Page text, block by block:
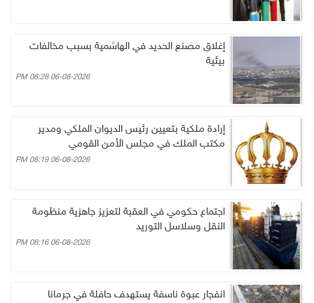
إغلاق مصنع الحديد في الهاشمية بسبب مخالفات
بيئية
06-08-2026 08:28 PM
إرادة ملكية بتعيين رئيس الديوان الملكي ومدير
مكتب الملك في مجلس الأمن القومي
06-08-2026 08:19 PM
اجتماع حكومي في العقبة لتعزيز جاهزية منظومة
النقل وسلاسل التوريد
06-08-2026 08:16 PM
انفجار عبوة ناسفة يستهدف حافلة في جرمانا